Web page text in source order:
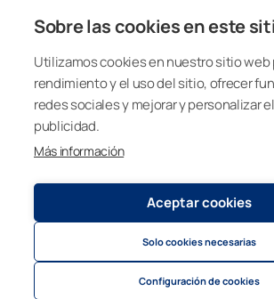
Sobre las cookies en este
Utilizamos cookies en nuestro sitio web
rendimiento y el uso del sitio, ofrecer
redes sociales y mejorar y personalizar
publicidad.
Más información
Aceptar cookies
Solo cookies necesarias
Configuración de cookies
¡Mantente
Spain
Política de privacidad y cookies